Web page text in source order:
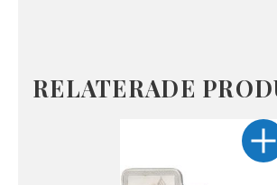
RELATERADE